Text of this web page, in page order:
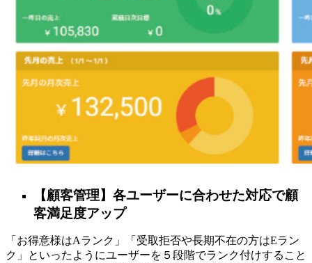
【顧客管理】各ユーザーに合わせた対応で顧
客満足度アップ
「お得意様はAランク」「受取拒否や長期不在の方はEラン
ク」といったようにユーザーを５段階でランク付けすること